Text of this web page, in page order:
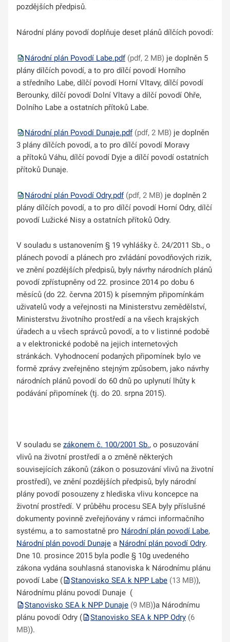
pozdějších předpisů.
Národní plány povodí doplňuje deset plánů dílčích povodí:
Národní plán Povodí Labe.pdf(pdf, 2 MB) je doplněn 5
plány dílčích povodí, a to pro dílčí povodí Horního
a středního Labe, dílčí povodí Horní Vltavy, dílčí povodí
Berounky, dílčí povodí Dolní Vltavy a dílčí povodí Ohře,
Dolního Labe a ostatních přítoků Labe.
Národní plán Povodí Dunaje.pdf(pdf, 2 MB) je doplněn
3 plány dílčích povodí, a to pro dílčí povodí Moravy
a přítoků Váhu, dílčí povodí Dyje a dílčí povodí ostatních
přítoků Dunaje.
Národní plán Povodí Odry.pdf(pdf, 2 MB) je doplněn 2
plány dílčích povodí, a to pro dílčí povodí Horní Odry, dílčí
povodí Lužické Nisy a ostatních přítoků Odry.
V souladu s ustanovením § 19 vyhlášky č. 24/2011 Sb., o
plánech povodí a plánech pro zvládání povodňových rizik,
ve znění pozdějších předpisů, byly návrhy národních plánů
povodí zpřístupněny od 22. prosince 2014 po dobu 6
měsíců (do 22. června 2015) k písemným připomínkám
uživatelů vody a veřejnosti na Ministerstvu zemědělství,
Ministerstvu životního prostředí a na všech krajských
úřadech a u všech správců povodí, a to v listinné podobě
a v elektronické podobě na jejich internetových
stránkách. Vyhodnocení podaných připomínek bylo ve
formě zprávy zveřejněno stejným způsobem, jako návrhy
národních plánů povodí do 60 dnů po uplynutí lhůty k
podávání připomínek (tj. do 20. srpna 2015).
V souladu se zákonem č. 100/2001 Sb., o posuzování
vlivů na životní prostředí a o změně některých
souvisejících zákonů (zákon o posuzování vlivů na životní
prostředí), ve znění pozdějších předpisů, byly národní
plány povodí posouzeny z hlediska vlivu koncepce na
životní prostředí. V průběhu procesu SEA byly příslušné
dokumenty povinně zveřejňovány v rámci informačního
systému, a to samostatně pro Národní plán povodí Labe,
Národní plán povodí Dunaje a Národní plán povodí Odry.
Dne 10. prosince 2015 byla podle § 10g uvedeného
zákona vydána souhlasná stanoviska k Národnímu plánu
povodí Labe (
Stanovisko SEA k NPP Labe (13 MB)),
Národnímu plánu povodí Dunaje (
Stanovisko SEA k NPP Dunaje (9 MB))a Národnímu
plánu povodí Odry (
Stanovisko SEA k NPP Odry (6
MB)).